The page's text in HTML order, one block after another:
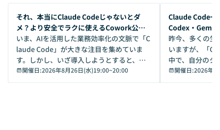
開催前
それ、本当にClaude Codeじゃないとダ
メ？より安全でラクに使えるCowork公開
デモ
いま、AIを活用した業務効率化の文脈で「C
laude Code」が大きな注目を集めていま
す。しかし、いざ導入しようとすると、セ
キュリティ面の懸念や権限管理のハードル
から、気軽に使えないケースも多いのでは
開催日:2026年8月26日(水)19:00~20:00
開催前
Claude Code一
Codex・
昨今、多くの生
いますが、「
中で、自分のタ
いいのか」を自
か？ 「なんとなく誰かが良いと言っていた
開催日:2026年8